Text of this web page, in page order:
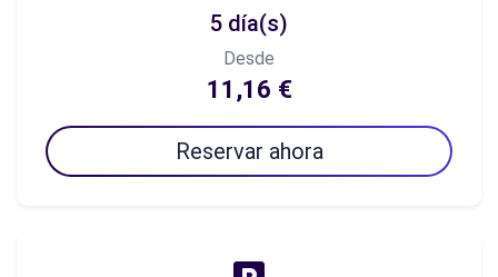
5 día(s)
Desde
11,16 €
Reservar ahora